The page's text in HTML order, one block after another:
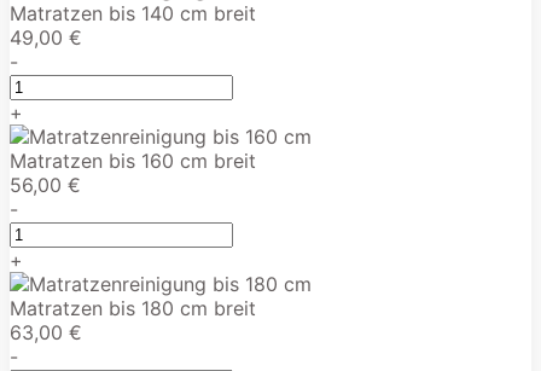
Matratzen bis 140 cm breit
49,00 €
-
+
Matratzen bis 160 cm breit
56,00 €
-
+
Matratzen bis 180 cm breit
63,00 €
-